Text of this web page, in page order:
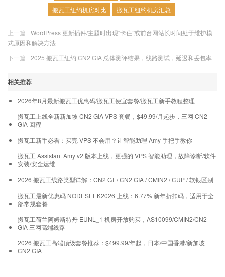
搬瓦工纽约机房对比
搬瓦工纽约机房汇总
上一篇
WordPress 更新插件/主题时出现“卡住”或前台网站长时间处于维护模
式原因和解决方法
下一篇
2025 搬瓦工纽约 CN2 GIA 总体测评结果，线路测试，延迟和丢包率
相关推荐
2026年8月最新搬瓦工优惠码/搬瓦工便宜套餐/搬瓦工新手教程整理
搬瓦工上线全新新加坡 CN2 GIA VPS 套餐，$49.99/月起步，三网 CN2
GIA 回程
搬瓦工新手必看：买完 VPS 不会用？让智能助理 Amy 手把手教你
搬瓦工 Assistant Amy v2 版本上线，更强的 VPS 智能助理，故障诊断/软件
安装/安全运维
2026 搬瓦工线路类型详解：CN2 GT / CN2 GIA / CMIN2 / CUP / 软银区别
搬瓦工最新优惠码 NODESEEK2026 上线：6.77% 新年折扣码，适用于全
部常规套餐
搬瓦工荷兰阿姆斯特丹 EUNL_1 机房开放购买，AS10099/CMIN2/CN2
GIA 三网高端线路
2026 搬瓦工高端顶级套餐推荐：$499.99/年起，日本/中国香港/新加坡
CN2 GIA